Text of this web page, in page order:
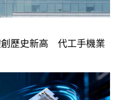
歷史新高 代工手機業